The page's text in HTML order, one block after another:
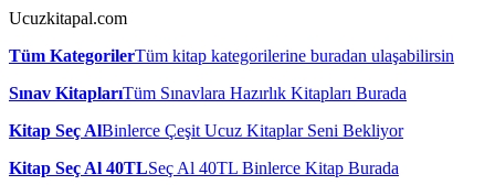
Ucuzkitapal.com
Tüm KategorilerTüm kitap kategorilerine buradan ulaşabilirsin
Sınav KitaplarıTüm Sınavlara Hazırlık Kitapları Burada
Kitap Seç AlBinlerce Çeşit Ucuz Kitaplar Seni Bekliyor
Kitap Seç Al 40TLSeç Al 40TL Binlerce Kitap Burada